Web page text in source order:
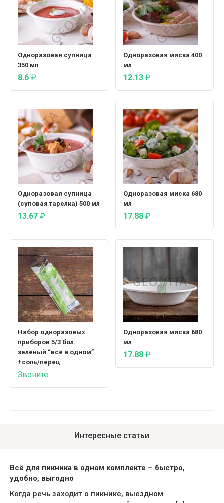
Одноразовая супница
350 мл
8.6 ₽
Одноразовая миска 400
мл
12.13 ₽
Одноразовая супница
(суповая тарелка) 500 мл
13.67 ₽
Одноразовая миска 680
мл
17.88 ₽
Набор одноразовых
приборов 5/3 бол.
зелёный “всё в одном”
+соль/перец
Звоните
Одноразовая миска 680
мл
17.88 ₽
Интересные статьи
Всё для пикника в одном комплекте – быстро,
удобно, выгодно
Когда речь заходит о пикнике, выездном